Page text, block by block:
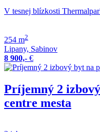
V tesnej blízkosti
254 m2
Lipany, Sabinov
8 900,- €
Príjemný 2
centre mesta